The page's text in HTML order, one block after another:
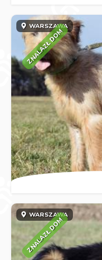
WARSZAWA
ZNALAZŁ DOM
WARSZAWA
ZNALAZŁ DOM